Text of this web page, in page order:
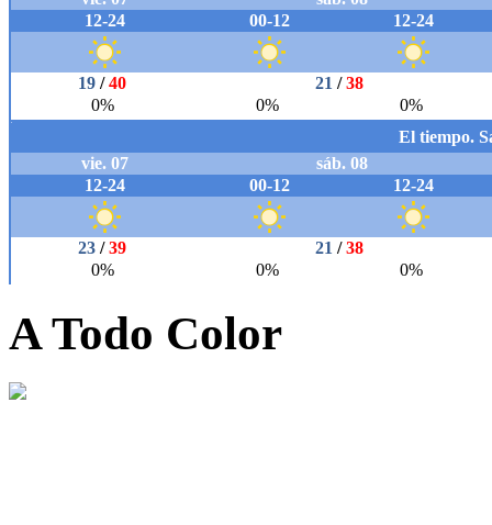
A Todo Color